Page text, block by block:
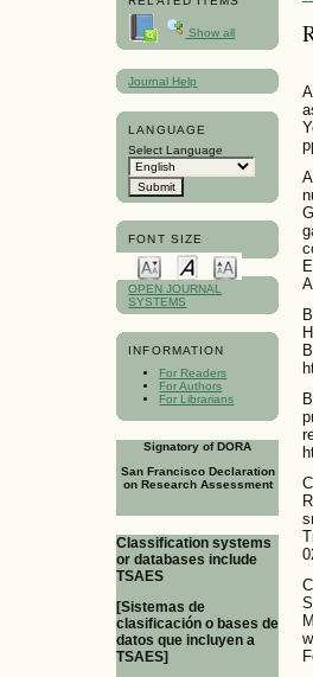
Show all
Journal Help
LANGUAGE
Select Language
FONT SIZE
OPEN JOURNAL
SYSTEMS
INFORMATION
For Readers
For Authors
For Librarians
Signatory of DORA
San Francisco Declaration
on Research Assessment
Classification systems
or databases include
TSAES
[Sistemas de
clasificación o bases de
datos que incluyen a
TSAES]